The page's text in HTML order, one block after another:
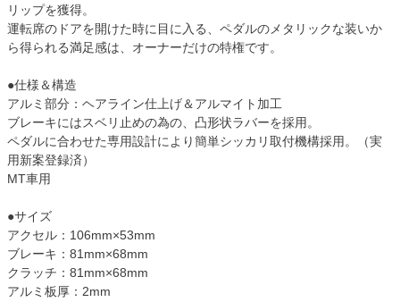
リップを獲得。
運転席のドアを開けた時に目に入る、ペダルのメタリックな装いか
ら得られる満足感は、オーナーだけの特権です。
●仕様＆構造
アルミ部分：ヘアライン仕上げ＆アルマイト加工
ブレーキにはスベリ止めの為の、凸形状ラバーを採用。
ペダルに合わせた専用設計により簡単シッカリ取付機構採用。（実
用新案登録済）
MT車用
●サイズ
アクセル：106mm×53mm
ブレーキ：81mm×68mm
クラッチ：81mm×68mm
アルミ板厚：2mm